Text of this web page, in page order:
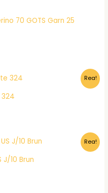
70 GOTS Garn 25
Rea!
Rea!
10 Brun